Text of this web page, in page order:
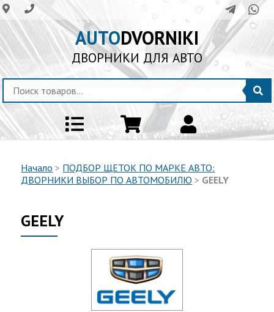
AUTODVORNIKI
ДВОРНИКИ ДЛЯ АВТО
Начало > ПОДБОР ЩЕТОК ПО МАРКЕ АВТО:
ДВОРНИКИ ВЫБОР ПО АВТОМОБИЛЮ > GEELY
GEELY